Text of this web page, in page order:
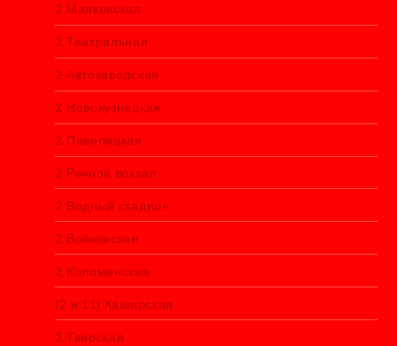
2 Маяковская
2 Театральная
2 Автозаводская
2 Новокузнецкая
2 Павелецкая
2 Речной вокзал
2 Водный стадион
2 Войковская
2 Коломенская
(2 и 11) Каширская
2 Тверская